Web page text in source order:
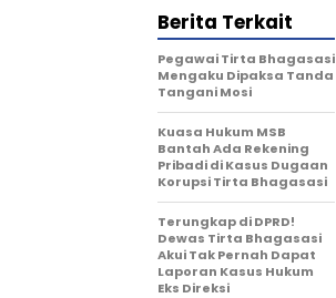
Berita Terkait
Pegawai Tirta Bhagasasi
Mengaku Dipaksa Tanda
Tangani Mosi
Kuasa Hukum MSB
Bantah Ada Rekening
Pribadi di Kasus Dugaan
Korupsi Tirta Bhagasasi
Terungkap di DPRD!
Dewas Tirta Bhagasasi
Akui Tak Pernah Dapat
Laporan Kasus Hukum
Eks Direksi